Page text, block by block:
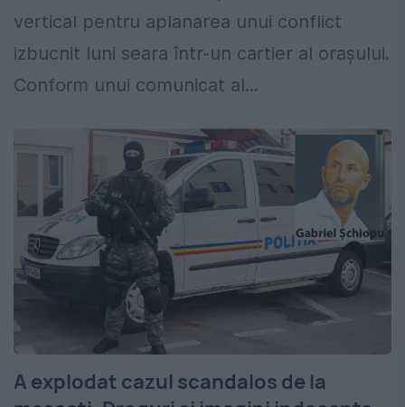
vertical pentru aplanarea unui conflict
izbucnit luni seara într-un cartier al oraşului.
Conform unui comunicat al...
A explodat cazul scandalos de la